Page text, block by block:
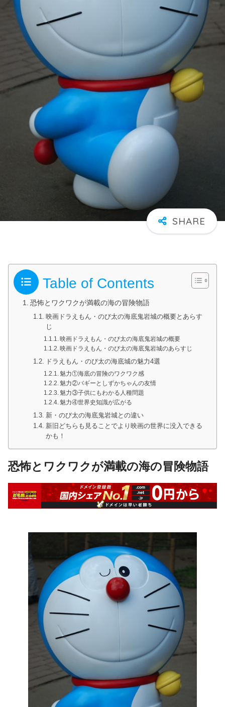
Table of Contents
恐怖とワクワクが満載の海の冒険物語
映画ドラえもん・のび太の海底鬼岩城の概要とあらす
じ
映画ドラえもん・のび太の海底鬼岩城の概要
映画ドラえもん・のび太の海底鬼岩城のあらすじ
ドラえもん・のび太の海底城の魅力4選
魅力①海底の冒険のワクワク感
魅力②バギーとしずかちゃんの友情
魅力③子供にもわかる人種問題
魅力④世界史知識が広がる
新・のび太の海底鬼岩城との違い
新旧どちらも見ることでより映画の世界に没入できる
かも！
恐怖とワクワクが満載の海の冒険物語